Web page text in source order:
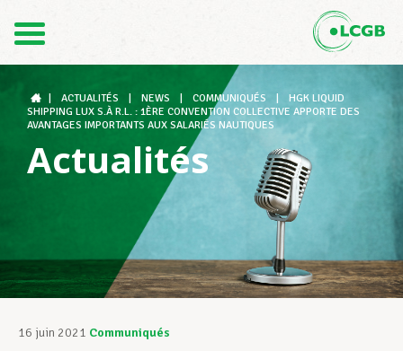
DE
Le LCGB
Structures syndicales
Assistance au Travail
ACTUALITÉS NEWS COMMUNIQUÉS
HGK LIQUID
SHIPPING LUX S.À R.L. : 1ÈRE CONVENTION COLLECTIVE APPORTE DES
AVANTAGES IMPORTANTS AUX SALARIÉS NAUTIQUES
Actualités
16 juin 2021 Communiqués